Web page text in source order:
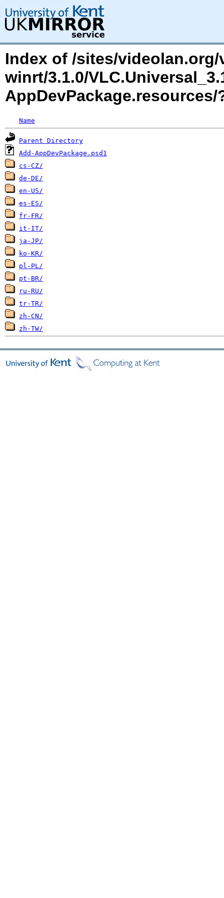
Index of /sites/videolan.org/
winrt/3.1.0/
AppDevPackage.resources/
Name
Parent Directory
Add-AppDevPackage.psd1
cs-CZ/
de-DE/
en-US/
es-ES/
fr-FR/
it-IT/
ja-JP/
ko-KR/
pl-PL/
pt-BR/
ru-RU/
tr-TR/
zh-CN/
zh-TW/